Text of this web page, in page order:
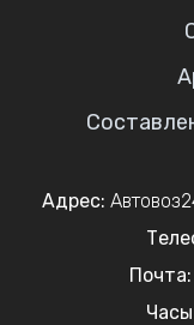
Адрес:
Почта: